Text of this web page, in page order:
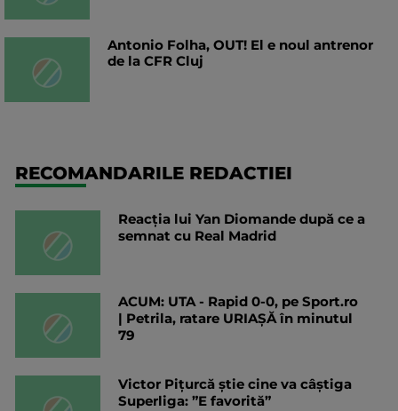
Antonio Folha, OUT! El e noul antrenor
de la CFR Cluj
RECOMANDARILE REDACTIEI
Reacția lui Yan Diomande după ce a
semnat cu Real Madrid
ACUM: UTA - Rapid 0-0, pe Sport.ro
| Petrila, ratare URIAȘĂ în minutul
79
Victor Pițurcă știe cine va câștiga
Superliga: ”E favorită”